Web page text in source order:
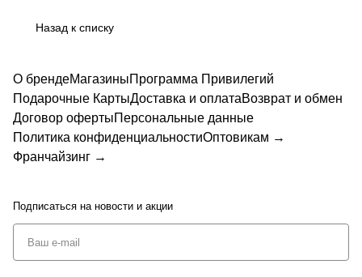
Назад к списку
О брендеМагазиныПрограмма Привилегий
Подарочные КартыДоставка и оплатаВозврат и обмен
Договор офертыПерсональные данные
Политика конфиденциальностиОптовикам →
Франчайзинг →
Подписаться на новости и акции